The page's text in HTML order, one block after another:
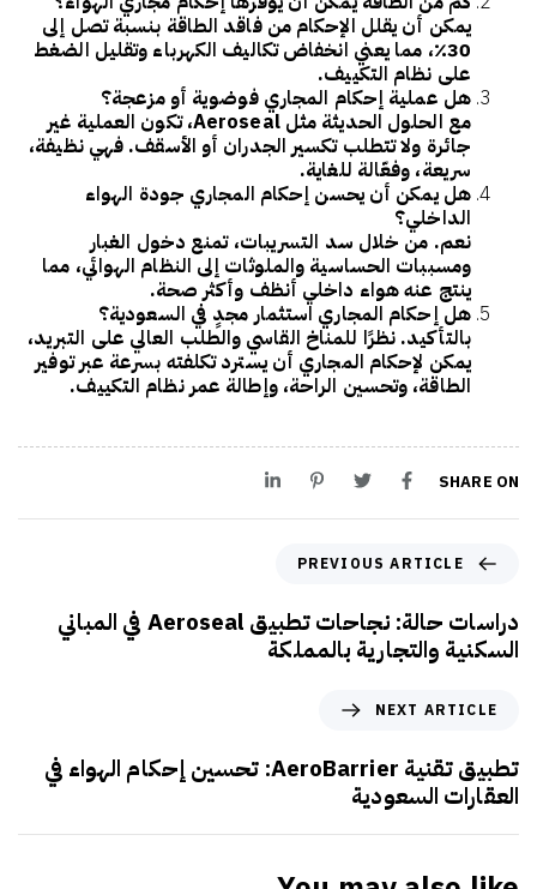
يمكن أن يقلل الإحكام من فاقد الطاقة بنسبة تصل إلى
30٪ ، مما يعني انخفاض تكاليف الكهرباء وتقليل الضغط
على نظام التكييف.
هل عملية إحكام المجاري فوضوية أو مزعجة؟
مع الحلول الحديثة مثلAeroseal، تكون العملية غير
جائرة ولا تتطلب تكسير الجدران أو الأسقف. فهي نظيفة،
سريعة، وفعّالة للغاية.
هل يمكن أن يحسن إحكام المجاري جودة الهواء
الداخلي؟
نعم. من خلال سد التسريبات، تمنع دخول الغبار
ومسببات الحساسية والملوثات إلى النظام الهوائي، مما
ينتج عنه هواء داخلي أنظف وأكثر صحة.
هل إحكام المجاري استثمار مجدٍ في السعودية؟
بالتأكيد. نظرًا للمناخ القاسي والطلب العالي على التبريد،
يمكن لإحكام المجاري أنيسترد تكلفته بسرعة عبر توفير
الطاقة، وتحسين الراحة، وإطالة عمر نظام التكييف.
SHARE ON
PREVIOUS ARTICLE
دراسات حالة: نجاحات تطبيق Aeroseal في المباني
السكنية والتجارية بالمملكة
NEXT ARTICLE
تطبيق تقنية AeroBarrier: تحسين إحكام الهواء في
العقارات السعودية